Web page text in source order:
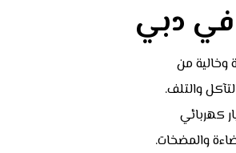
في دبي
وخالية من
والتلف.
كهربائي
والمضخات.